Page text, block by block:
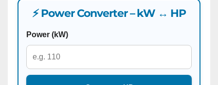
⚡ Power Converter – kW ↔ HP
Power (kW)